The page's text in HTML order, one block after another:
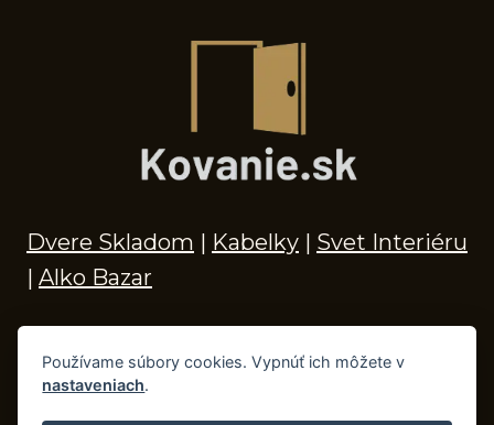
Dvere Skladom | Kabelky | Svet Interiéru
| Alko Bazar
© 2026 Kľučky na dvere, madlá, kovania,
Používame súbory cookies. Vypnúť ich môžete v
nastaveniach.